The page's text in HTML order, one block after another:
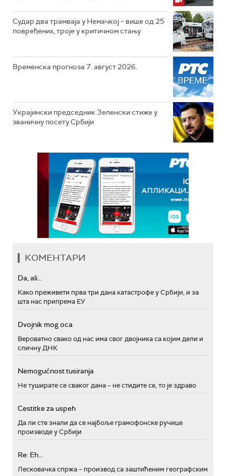
Судар два трамваја у Немачкој – више од 25
повређених, троје у критичном стању
Временска прогноза 7. август 2026.
Украјински председник Зеленски стиже у
званичну посету Србији
КОМЕНТАРИ
Da, ali...
Како преживети прва три дана катастрофе у Србији, и за
шта нас припрема ЕУ
Dvojnik mog oca
Вероватно свако од нас има свог двојника са којим дели и
сличну ДНК
Nemogućnost tusiranja
Не туширате се сваког дана – не стидите се, то је здраво
Cestitke za uspeh
Да ли сте знали да се најбоље грамофонске ручице
производе у Србији
Re: Eh...
Лесковачка спржа – производ са заштићеним географским